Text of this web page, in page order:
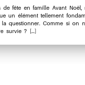
de
l’article
fête en famille Avant Noël,
un élément tellement
questionner. Comme si on
survie ? […]